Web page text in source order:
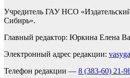
Учредитель ГАУ НСО
Сибирь».
Главный редактор: Юркина Елена
Электронный адрес редакции:
Телефон редакции — 8 (383-60) 21-